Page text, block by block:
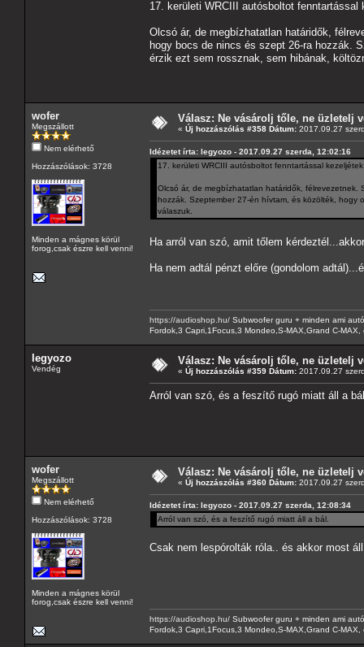
17. kerületi WRCIII autósboltot fenntartással
Olcsó ár, de megbízhatatlan határidők,
hogy bocs de nincs és szept 26-ra hozzák.
érzik ezt sem rossznak, sem hibának,
wofer
Megszállott
Nem elérhető
Hozzászólások: 3728
Minden a mágnes körül
forog,csak észre kell venni!
Válasz: Ne vásárolj tőle, ne üzletelj
« Új hozzászólás #358 Dátum: 2017.09.27
Idézetet írta: legyozo - 2017.09.27 szerda, 12:02:16
17. kerületi WRCIII autósboltot fenntartással
Olcsó ár, de megbízhatatlan határidők,
hozzák. Szeptember 27-én hívtam, és közölték, hogy
válaszuk.
Ha arról van szó, amit tőlem
Ha nem adtál pénzt előre (gondolom
https://audioshop.hu/ Subwoofer guru + minden ami
Fordok,3 Capri,1Focus,3 Mondeo,S-MAX,Grand C-
legyozo
Vendég
Válasz: Ne vásárolj tőle, ne üzletelj
« Új hozzászólás #359 Dátum: 2017.09.27
Arról van szó, és a feszítő rugó miatt áll a
wofer
Megszállott
Nem elérhető
Hozzászólások: 3728
Minden a mágnes körül
forog,csak észre kell venni!
Válasz: Ne vásárolj tőle, ne üzletelj
« Új hozzászólás #360 Dátum: 2017.09.27
Idézetet írta: legyozo - 2017.09.27 szerda, 12:08:34
Arról van szó, és a feszítő rugó miatt áll a bál.
Csak nem lespórolták róla.. és akkor most
https://audioshop.hu/ Subwoofer guru + minden ami
Fordok,3 Capri,1Focus,3 Mondeo,S-MAX,Grand C-